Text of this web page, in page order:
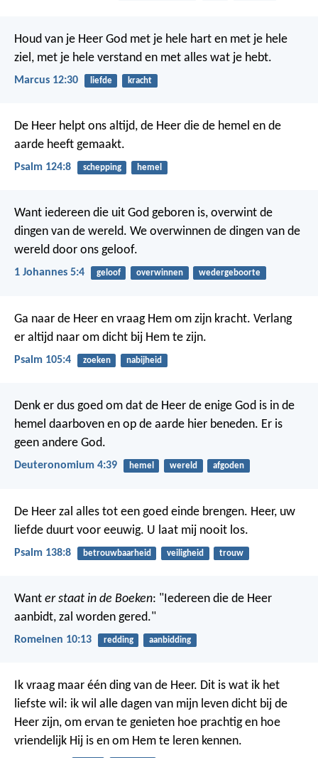
Houd van je Heer God met je hele hart en met je hele
ziel, met je hele verstand en met alles wat je hebt.
Marcus 12:30 liefde kracht
De Heer helpt ons altijd, de Heer die de hemel en de
aarde heeft gemaakt.
Psalm 124:8 schepping hemel
Want iedereen die uit God geboren is, overwint de
dingen van de wereld. We overwinnen de dingen van de
wereld door ons geloof.
1 Johannes 5:4 geloof overwinnen wedergeboorte
Ga naar de Heer en vraag Hem om zijn kracht. Verlang
er altijd naar om dicht bij Hem te zijn.
Psalm 105:4 zoeken nabijheid
Denk er dus goed om dat de Heer de enige God is in de
hemel daarboven en op de aarde hier beneden. Er is
geen andere God.
Deuteronomium 4:39 hemel wereld afgoden
De Heer zal alles tot een goed einde brengen. Heer, uw
liefde duurt voor eeuwig. U laat mij nooit los.
Psalm 138:8 betrouwbaarheid veiligheid trouw
Want er staat in de Boeken: "Iedereen die de Heer
aanbidt, zal worden gered."
Romeinen 10:13 redding aanbidding
Ik vraag maar één ding van de Heer. Dit is wat ik het
liefste wil: ik wil alle dagen van mijn leven dicht bij de
Heer zijn, om ervan te genieten hoe prachtig en hoe
vriendelijk Hij is en om Hem te leren kennen.